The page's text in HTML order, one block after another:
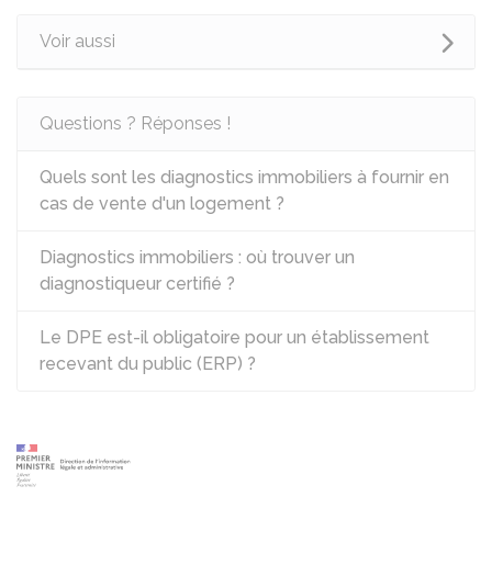
Voir aussi
Questions ? Réponses !
Quels sont les diagnostics immobiliers à fournir en
cas de vente d'un logement ?
Diagnostics immobiliers : où trouver un
diagnostiqueur certifié ?
Le DPE est-il obligatoire pour un établissement
recevant du public (ERP) ?